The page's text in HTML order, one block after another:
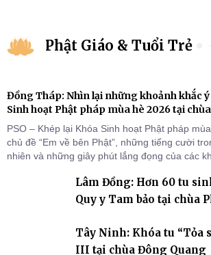
Phật Giáo & Tuổi Trẻ
Đồng Tháp: Nhìn lại những khoảnh khắc
Sinh hoạt Phật pháp mùa hè 2026 tại
PSO – Khép lại Khóa Sinh hoạt Phật pháp
chủ đề “Em về bên Phật”, những tiếng cười
nhiên và những giây phút lắng đọng của các
Tháp). Những tuần tu học ngắn ngủi nhưng
trang quý báu, gieo những hạt giống thiện l
Lâm Đồng: Hơn 60 tu
Quy y Tam bảo tại chùa
Tây Ninh: Khóa tu “Tỏa
III tại chùa Đông Quang